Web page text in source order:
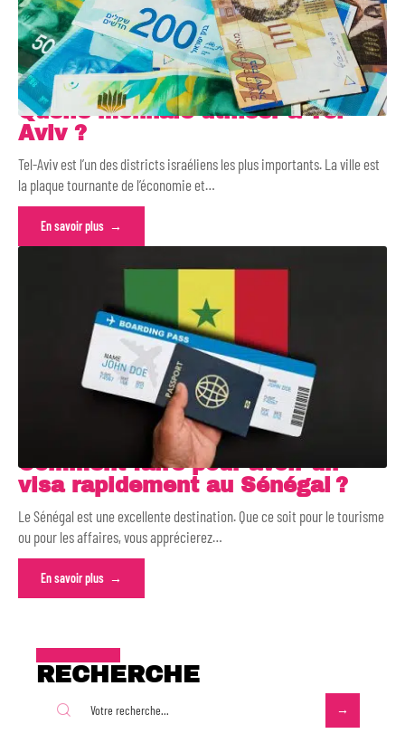
Quelle monnaie utiliser à Tel-
Aviv ?
Tel-Aviv est l’un des districts israéliens les plus importants. La ville est
la plaque tournante de l’économie et…
En savoir plus
Comment faire pour avoir un
visa rapidement au Sénégal ?
Le Sénégal est une excellente destination. Que ce soit pour le tourisme
ou pour les affaires, vous apprécierez…
En savoir plus
RECHERCHE